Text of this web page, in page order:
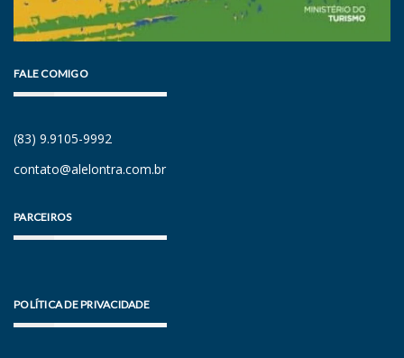
FALE COMIGO
(83) 9.9105-9992
contato@alelontra.com.br
PARCEIROS
POLÍTICA DE PRIVACIDADE